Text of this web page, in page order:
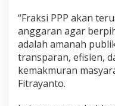
“Fraksi PPP akan
anggaran agar
adalah amanah
transparan, efisien,
kemakmuran
Fitrayanto.